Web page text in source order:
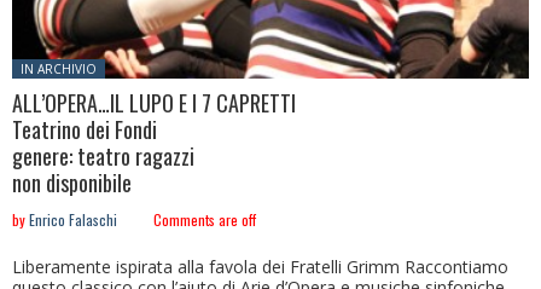
Posted in:
IN ARCHIVIO
ALL’OPERA…IL LUPO E I 7 CAPRETTI
Teatrino dei Fondi
genere: teatro ragazzi
non disponibile
byEnrico Falaschi Comments are off
Liberamente ispirata alla favola dei Fratelli Grimm Raccontiamo